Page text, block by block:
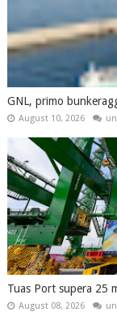
GNL, primo
August 10, 2026
Tuas Port supera 25
August 08, 2026